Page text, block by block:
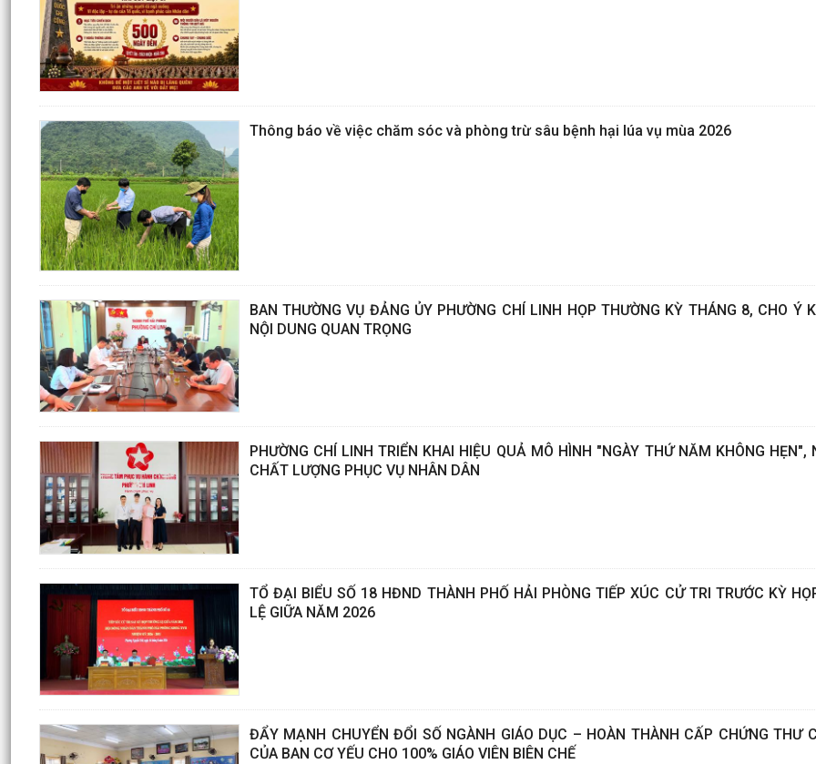
Thông báo về việc chăm sóc và phòng trừ sâu bệnh hại lúa vụ mùa 2026
BAN THƯỜNG VỤ ĐẢNG ỦY PHƯỜNG CHÍ LINH HỌP THƯỜNG KỲ THÁNG 8, CHO Ý
NỘI DUNG QUAN TRỌNG
PHƯỜNG CHÍ LINH TRIỂN KHAI HIỆU QUẢ MÔ HÌNH "NGÀY THỨ NĂM KHÔNG HẸN",
CHẤT LƯỢNG PHỤC VỤ NHÂN DÂN
TỔ ĐẠI BIỂU SỐ 18 HĐND THÀNH PHỐ HẢI PHÒNG TIẾP XÚC CỬ TRI TRƯỚC KỲ
LỆ GIỮA NĂM 2026
ĐẨY MẠNH CHUYỂN ĐỔI SỐ NGÀNH GIÁO DỤC – HOÀN THÀNH CẤP CHỨNG THƯ
CỦA BAN CƠ YẾU CHO 100% GIÁO VIÊN BIÊN CHẾ